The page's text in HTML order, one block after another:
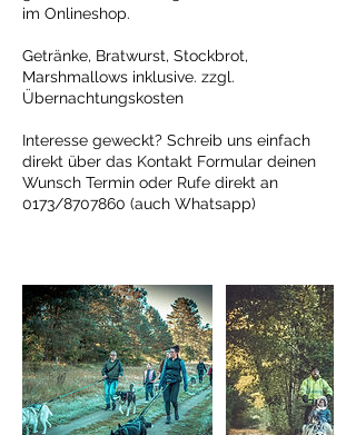
im Onlineshop.
Getränke, Bratwurst, Stockbrot,
Marshmallows inklusive. zzgl.
Übernachtungskosten
Interesse geweckt? Schreib uns einfach
direkt über das Kontakt Formular deinen
Wunsch Termin oder Rufe direkt an
0173/8707860 (auch Whatsapp)